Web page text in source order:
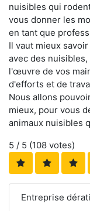
nuisibles qui
vous donner les
en tant que
Il vaut mieux
avec des
l'œuvre de vos
d'efforts et de
Nous allons
mieux, pour vous
animaux nuisibles
5 / 5 (108 votes)
Entreprise